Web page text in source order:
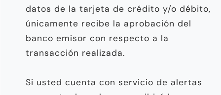
datos de la tarjeta de crédito y/o débito,
únicamente recibe la aprobación del
banco emisor con respecto a la
transacción realizada.
Si usted cuenta con servicio de alertas